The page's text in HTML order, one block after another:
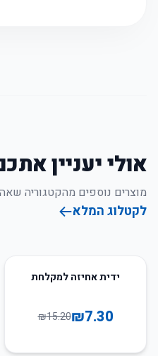
אולי יעניין
מוצרים נוספים מהקטגוריה
לקטלוג המלא
52ידית אחיזה למקלחת
₪7.30
₪15.20